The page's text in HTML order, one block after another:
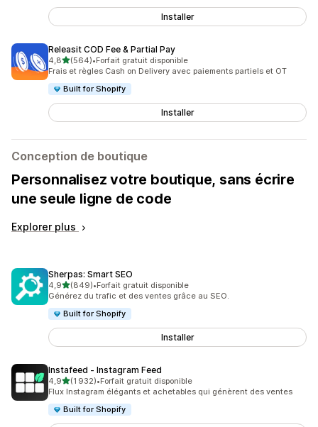
Installer
Releasit COD Fee & Partial Pay
4,8étoile(s) sur 5
(564)
564 avis au total
•Forfait gratuit disponible
Frais et règles Cash on Delivery avec paiements partiels et OT
Built for Shopify
Installer
Conception de boutique
Personnalisez votre boutique, sans écrire
une seule ligne de code
Explorer plus
Sherpas: Smart SEO
4,9étoile(s) sur 5
(849)
849 avis au total
•Forfait gratuit disponible
Générez du trafic et des ventes grâce au SEO.
Built for Shopify
Installer
Instafeed ‑ Instagram Feed
4,9étoile(s) sur 5
(1 932)
1932 avis au total
•Forfait gratuit disponible
Flux Instagram élégants et achetables qui génèrent des ventes
Built for Shopify